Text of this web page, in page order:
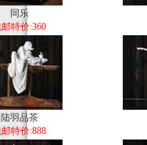
同乐
特价:360
陆羽品茶
特价:888